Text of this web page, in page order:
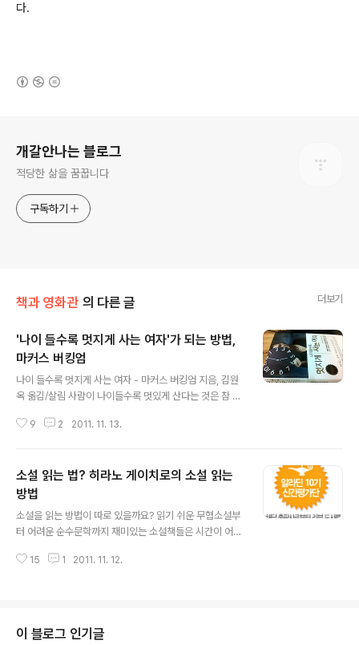
다.
개갈안나는 블로그
적당한 삶을 꿈꿉니다
구독하기
책과 영화관 의 다른 글 더보기
'나이 들수록 멋지게 사는 여자'가 되는 방법,
마커스 버킹엄
나이 들수록 멋지게 사는 여자 - 마커스 버킹엄 지음, 김원
옥 옮김/살림 사람이 나이들수록 멋있게 산다는 것은 참 어
겠지만 나이를 들수록 멋지게 살수 있다는 것은 정신적으
일거라 생각됩니다. 아무리 부와 명예가 많다고 해도 자기
가 만족하지 못한다면 표정과 행동에서 멋있을수 없을 것
입니다. '나이 들수록 멋지게 사는 여자'의 저자 마커스 버
킹엄은 유명한 TV프로그램인 오프라윈프리 쇼에서 유명
니다. 오프라 윈프리 쇼에서 '여자인생 바꾸기 프로젝트'를
9 2 2011. 11. 13.
소설 읽는 법? 히라노 게이치로의 소설 읽는
방법
소설을 읽는 방법이 따로 있을까요? 읽기 쉬운 무협소설부
터 어려운 순수문학까지 재미있는 소설책들은 시간이 어떻
요? 대부분의 사람들은 저 처럼 그냥 읽고 감동하면 되는것
장하는 장소나 말들이 작가의 치밀한 계산속에 나온 것이
15 1 2011. 11. 12.
이 블로그 인기글